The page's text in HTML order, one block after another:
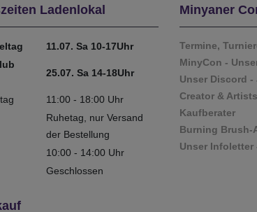
Ladenlokal
11.07. Sa 10-17Uhr
25.07. Sa 14-18Uhr
11:00 - 18:00 Uhr
Ruhetag, nur Versand
der Bestellung
10:00 - 14:00 Uhr
Geschlossen
Minyaner
Termine,
MinyCon -
Unser Discord
Creator & Artists
Kaufberater
Burning Brush-
Unser Infoletter